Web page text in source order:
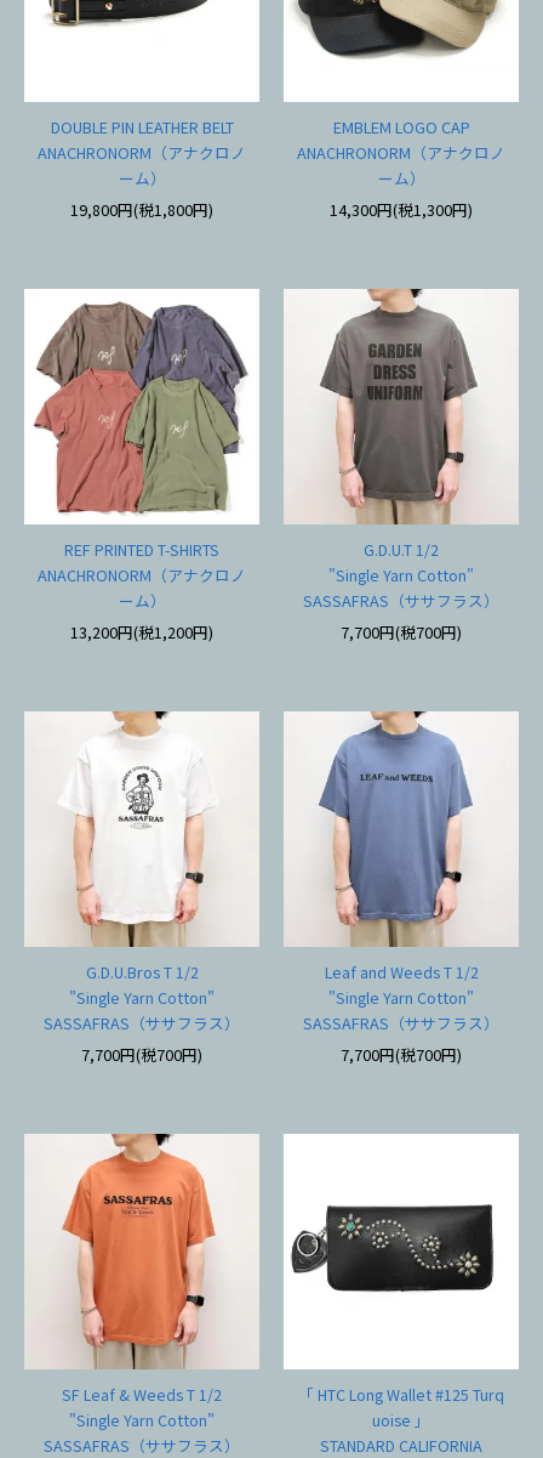
DOUBLE PIN LEATHER BELT
ANACHRONORM（アナクロノ
ーム）
19,800円(税1,800円)
EMBLEM LOGO CAP
ANACHRONORM（アナクロノ
ーム）
14,300円(税1,300円)
REF PRINTED T-SHIRTS
ANACHRONORM（アナクロノ
ーム）
13,200円(税1,200円)
G.D.U.T 1/2
"Single Yarn Cotton"
SASSAFRAS（ササフラス）
7,700円(税700円)
G.D.U.Bros T 1/2
"Single Yarn Cotton"
SASSAFRAS（ササフラス）
7,700円(税700円)
Leaf and Weeds T 1/2
"Single Yarn Cotton"
SASSAFRAS（ササフラス）
7,700円(税700円)
SF Leaf & Weeds T 1/2
"Single Yarn Cotton"
SASSAFRAS（ササフラス）
「 HTC Long Wallet #125 Turq
uoise 」
STANDARD CALIFORNIA